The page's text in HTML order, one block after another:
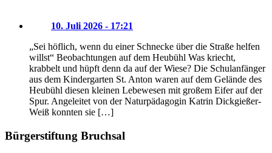
10. Juli 2026 - 17:21
„Sei höflich, wenn du einer Schnecke über die Straße helfen
willst“ Beobachtungen auf dem Heubühl Was kriecht,
krabbelt und hüpft denn da auf der Wiese? Die Schulanfänger
aus dem Kindergarten St. Anton waren auf dem Gelände des
Heubühl diesen kleinen Lebewesen mit großem Eifer auf der
Spur. Angeleitet von der Naturpädagogin Katrin Dickgießer-
Weiß konnten sie […]
Bürgerstiftung Bruchsal